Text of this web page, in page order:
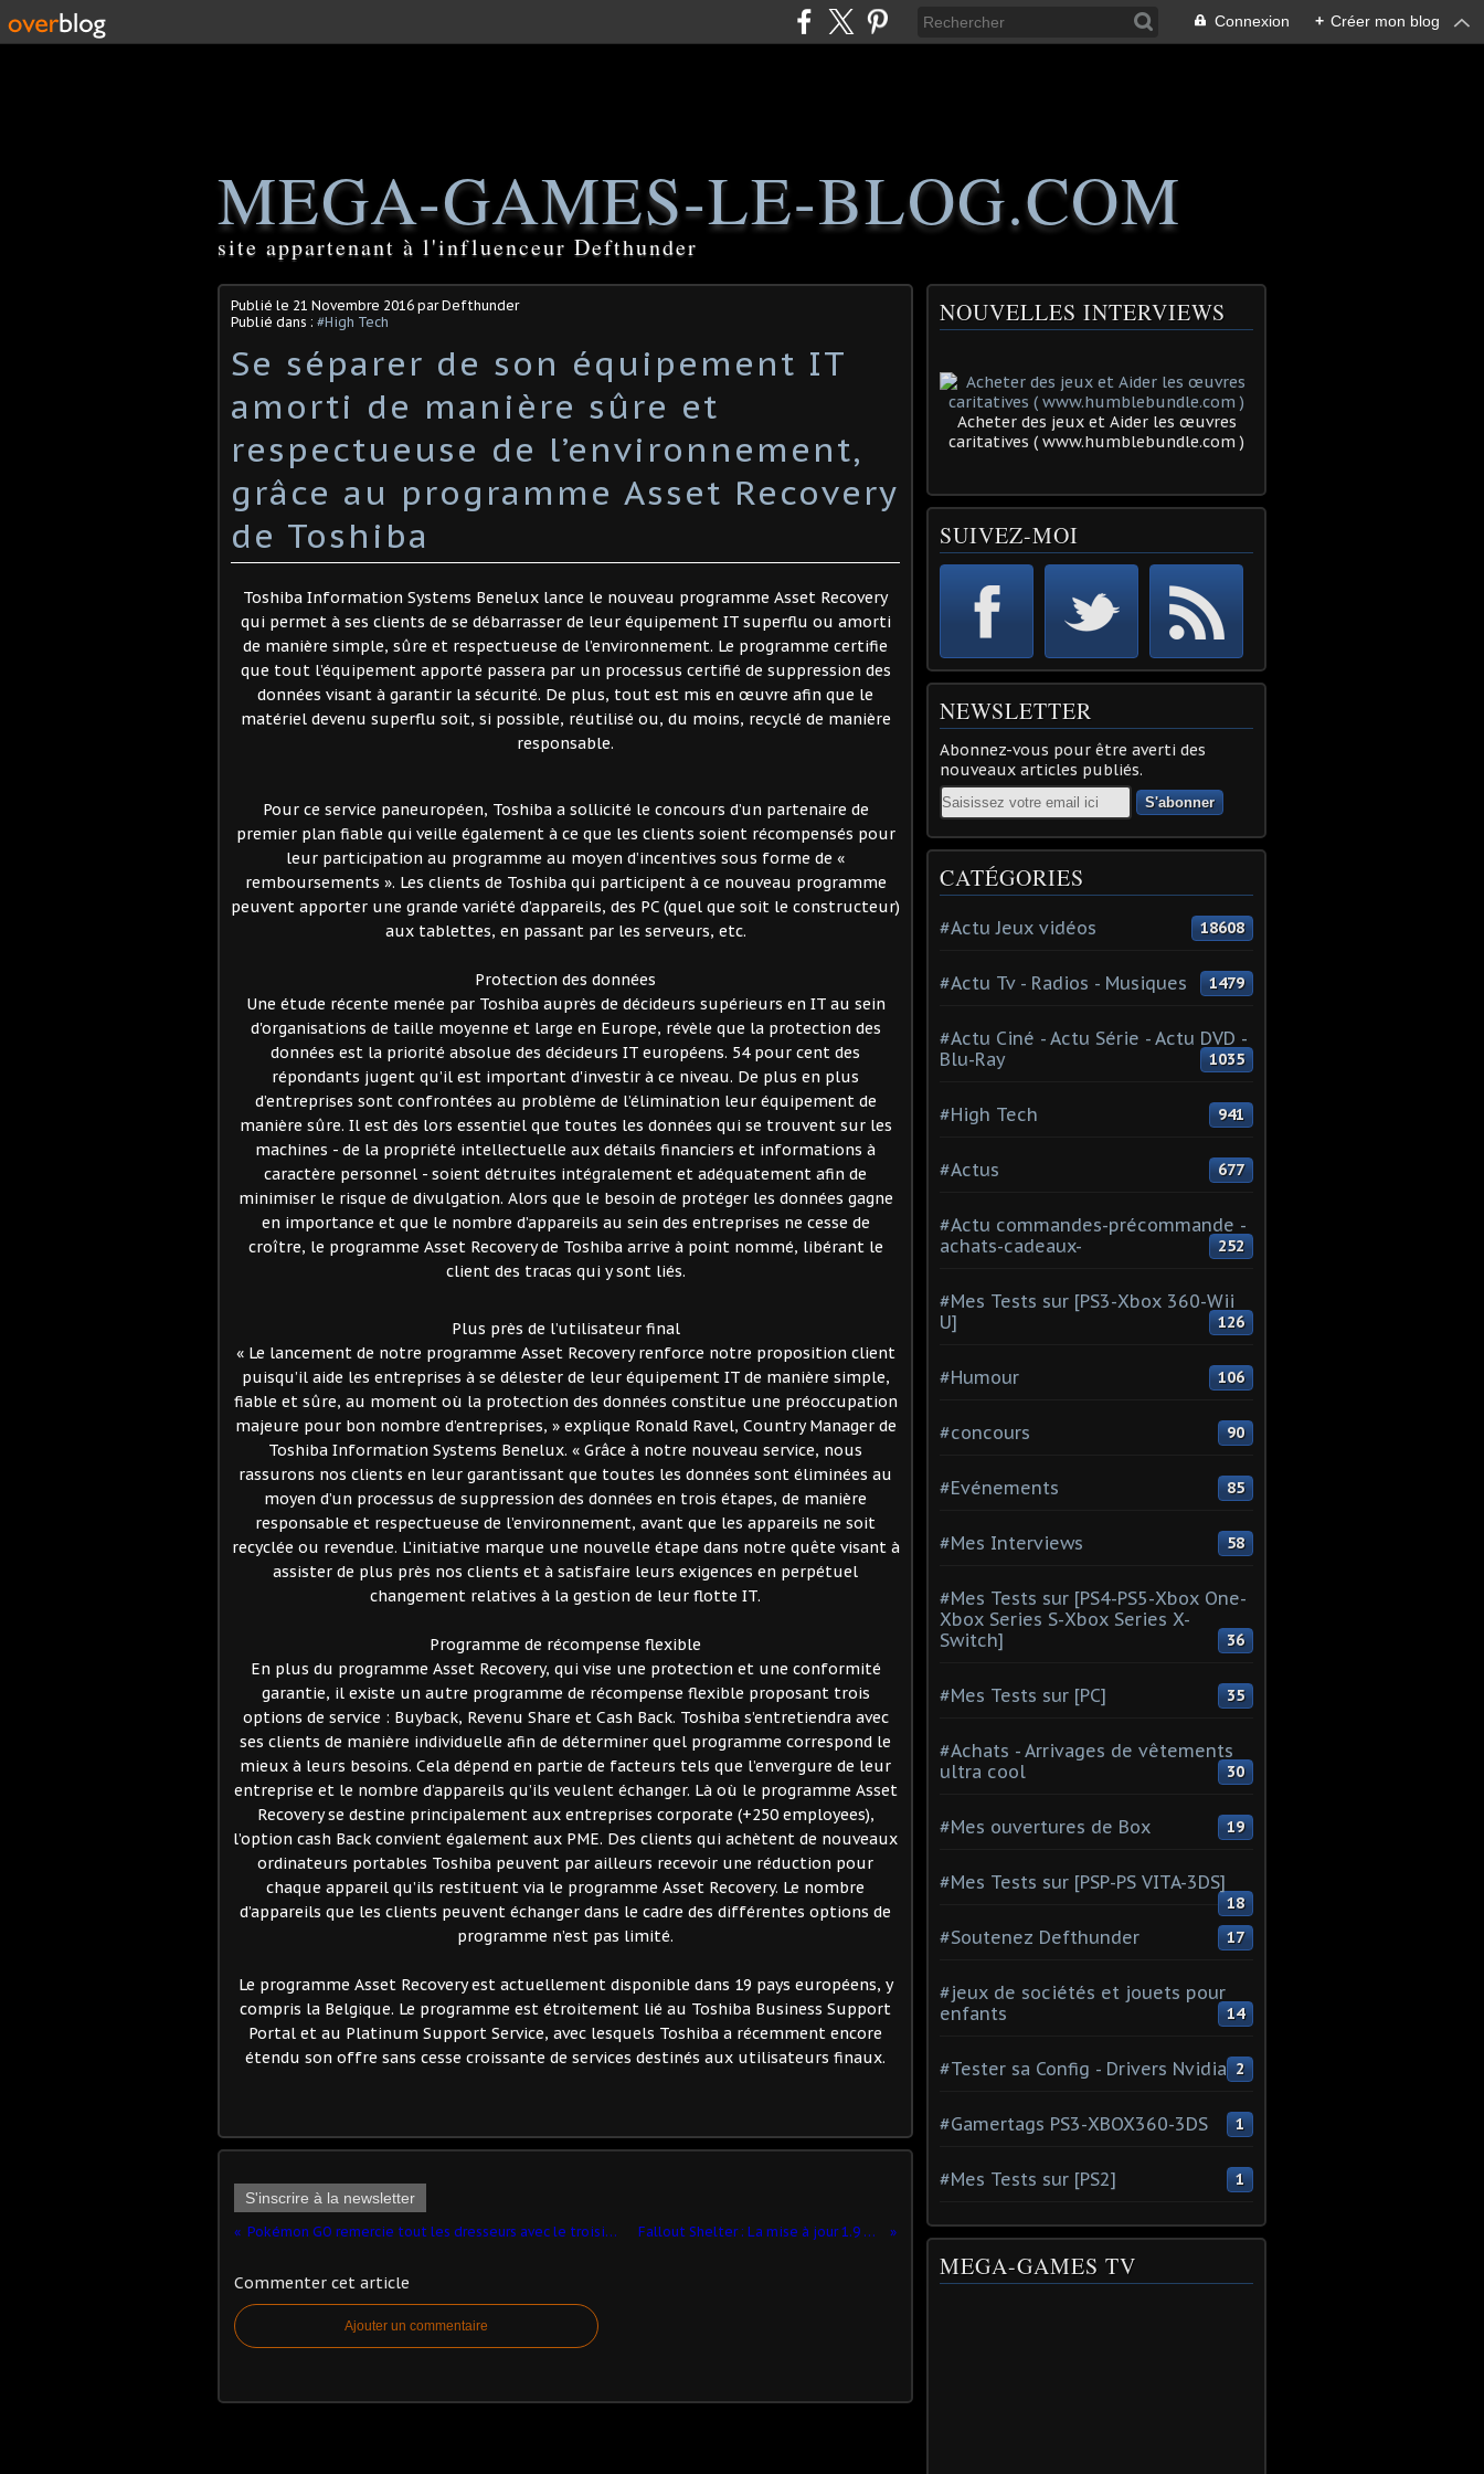
Connexion + Créer mon blog
MEGA-GAMES-LE-BLOG.COM
site appartenant à l'influenceur Defthunder
Publié le 21 Novembre 2016 par Defthunder
Publié dans : #High Tech
Se séparer de son équipement IT
amorti de manière sûre et
respectueuse de l’environnement,
grâce au programme Asset Recovery
de Toshiba
Toshiba Information Systems Benelux lance le nouveau programme Asset Recovery
qui permet à ses clients de se débarrasser de leur équipement IT superflu ou amorti
de manière simple, sûre et respectueuse de l’environnement. Le programme certifie
que tout l’équipement apporté passera par un processus certifié de suppression des
données visant à garantir la sécurité. De plus, tout est mis en œuvre afin que le
matériel devenu superflu soit, si possible, réutilisé ou, du moins, recyclé de manière
responsable.
Pour ce service paneuropéen, Toshiba a sollicité le concours d’un partenaire de
premier plan fiable qui veille également à ce que les clients soient récompensés pour
leur participation au programme au moyen d’incentives sous forme de «
remboursements ». Les clients de Toshiba qui participent à ce nouveau programme
peuvent apporter une grande variété d’appareils, des PC (quel que soit le constructeur)
aux tablettes, en passant par les serveurs, etc.
Protection des données
Une étude récente menée par Toshiba auprès de décideurs supérieurs en IT au sein
d'organisations de taille moyenne et large en Europe, révèle que la protection des
données est la priorité absolue des décideurs IT européens. 54 pour cent des
répondants jugent qu’il est important d'investir à ce niveau. De plus en plus
d’entreprises sont confrontées au problème de l’élimination leur équipement de
manière sûre. Il est dès lors essentiel que toutes les données qui se trouvent sur les
machines - de la propriété intellectuelle aux détails financiers et informations à
caractère personnel - soient détruites intégralement et adéquatement afin de
minimiser le risque de divulgation. Alors que le besoin de protéger les données gagne
en importance et que le nombre d’appareils au sein des entreprises ne cesse de
croître, le programme Asset Recovery de Toshiba arrive à point nommé, libérant le
client des tracas qui y sont liés.
Plus près de l’utilisateur final
« Le lancement de notre programme Asset Recovery renforce notre proposition client
puisqu’il aide les entreprises à se délester de leur équipement IT de manière simple,
fiable et sûre, au moment où la protection des données constitue une préoccupation
majeure pour bon nombre d’entreprises, » explique Ronald Ravel, Country Manager de
Toshiba Information Systems Benelux. « Grâce à notre nouveau service, nous
rassurons nos clients en leur garantissant que toutes les données sont éliminées au
moyen d’un processus de suppression des données en trois étapes, de manière
responsable et respectueuse de l’environnement, avant que les appareils ne soit
recyclée ou revendue. L’initiative marque une nouvelle étape dans notre quête visant à
assister de plus près nos clients et à satisfaire leurs exigences en perpétuel
changement relatives à la gestion de leur flotte IT.
Programme de récompense flexible
En plus du programme Asset Recovery, qui vise une protection et une conformité
garantie, il existe un autre programme de récompense flexible proposant trois
options de service : Buyback, Revenu Share et Cash Back. Toshiba s’entretiendra avec
ses clients de manière individuelle afin de déterminer quel programme correspond le
mieux à leurs besoins. Cela dépend en partie de facteurs tels que l’envergure de leur
entreprise et le nombre d’appareils qu’ils veulent échanger. Là où le programme Asset
Recovery se destine principalement aux entreprises corporate (+250 employees),
l’option cash Back convient également aux PME. Des clients qui achètent de nouveaux
ordinateurs portables Toshiba peuvent par ailleurs recevoir une réduction pour
chaque appareil qu’ils restituent via le programme Asset Recovery. Le nombre
d’appareils que les clients peuvent échanger dans le cadre des différentes options de
programme n’est pas limité.
Le programme Asset Recovery est actuellement disponible dans 19 pays européens, y
compris la Belgique. Le programme est étroitement lié au Toshiba Business Support
Portal et au Platinum Support Service, avec lesquels Toshiba a récemment encore
étendu son offre sans cesse croissante de services destinés aux utilisateurs finaux.
S'inscrire à la newsletter
Pokémon GO remercie tout les dresseurs avec le troisième événement mondial intégré en jeu ! Fallout Shelter : La mise à jour 1.9 est maintenant disponible !
Commenter cet article
Ajouter un commentaire
NOUVELLES INTERVIEWS
Acheter des jeux et Aider les œuvres
caritatives ( www.humblebundle.com )
SUIVEZ-MOI
NEWSLETTER
Abonnez-vous pour être averti des
nouveaux articles publiés.
Email
CATÉGORIES
#Actu Jeux vidéos 18608
#Actu Tv - Radios - Musiques 1479
#Actu Ciné - Actu Série - Actu DVD -
Blu-Ray
1035
#High Tech 941
#Actus 677
#Actu commandes-précommande -
achats-cadeaux-
252
#Mes Tests sur [PS3-Xbox 360-Wii
U]
126
#Humour 106
#concours 90
#Evénements 85
#Mes Interviews 58
#Mes Tests sur [PS4-PS5-Xbox One-
Xbox Series S-Xbox Series X-
Switch]
36
#Mes Tests sur [PC] 35
#Achats - Arrivages de vêtements
ultra cool
30
#Mes ouvertures de Box 19
#Mes Tests sur [PSP-PS VITA-3DS]
18
#Soutenez Defthunder 17
#jeux de sociétés et jouets pour
enfants
14
#Tester sa Config - Drivers Nvidia 2
#Gamertags PS3-XBOX360-3DS 1
#Mes Tests sur [PS2] 1
MEGA-GAMES TV